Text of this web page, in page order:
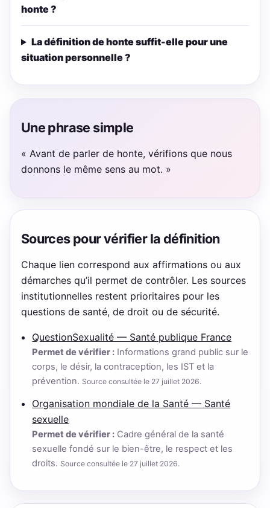
honte ?
La définition de honte suffit-elle pour une
situation personnelle ?
Une phrase simple
« Avant de parler de honte, vérifions que nous
donnons le même sens au mot. »
Sources pour vérifier la définition
Chaque lien correspond aux affirmations ou aux
démarches qu’il permet de contrôler. Les sources
institutionnelles restent prioritaires pour les
questions de santé, de droit ou de sécurité.
QuestionSexualité — Santé publique France
Permet de vérifier : Informations grand public sur le
corps, le désir, la contraception, les IST et la
prévention. Source consultée le 27 juillet 2026.
Organisation mondiale de la Santé — Santé
sexuelle
Permet de vérifier : Cadre général de la santé
sexuelle fondé sur le bien-être, le respect et les
droits. Source consultée le 27 juillet 2026.